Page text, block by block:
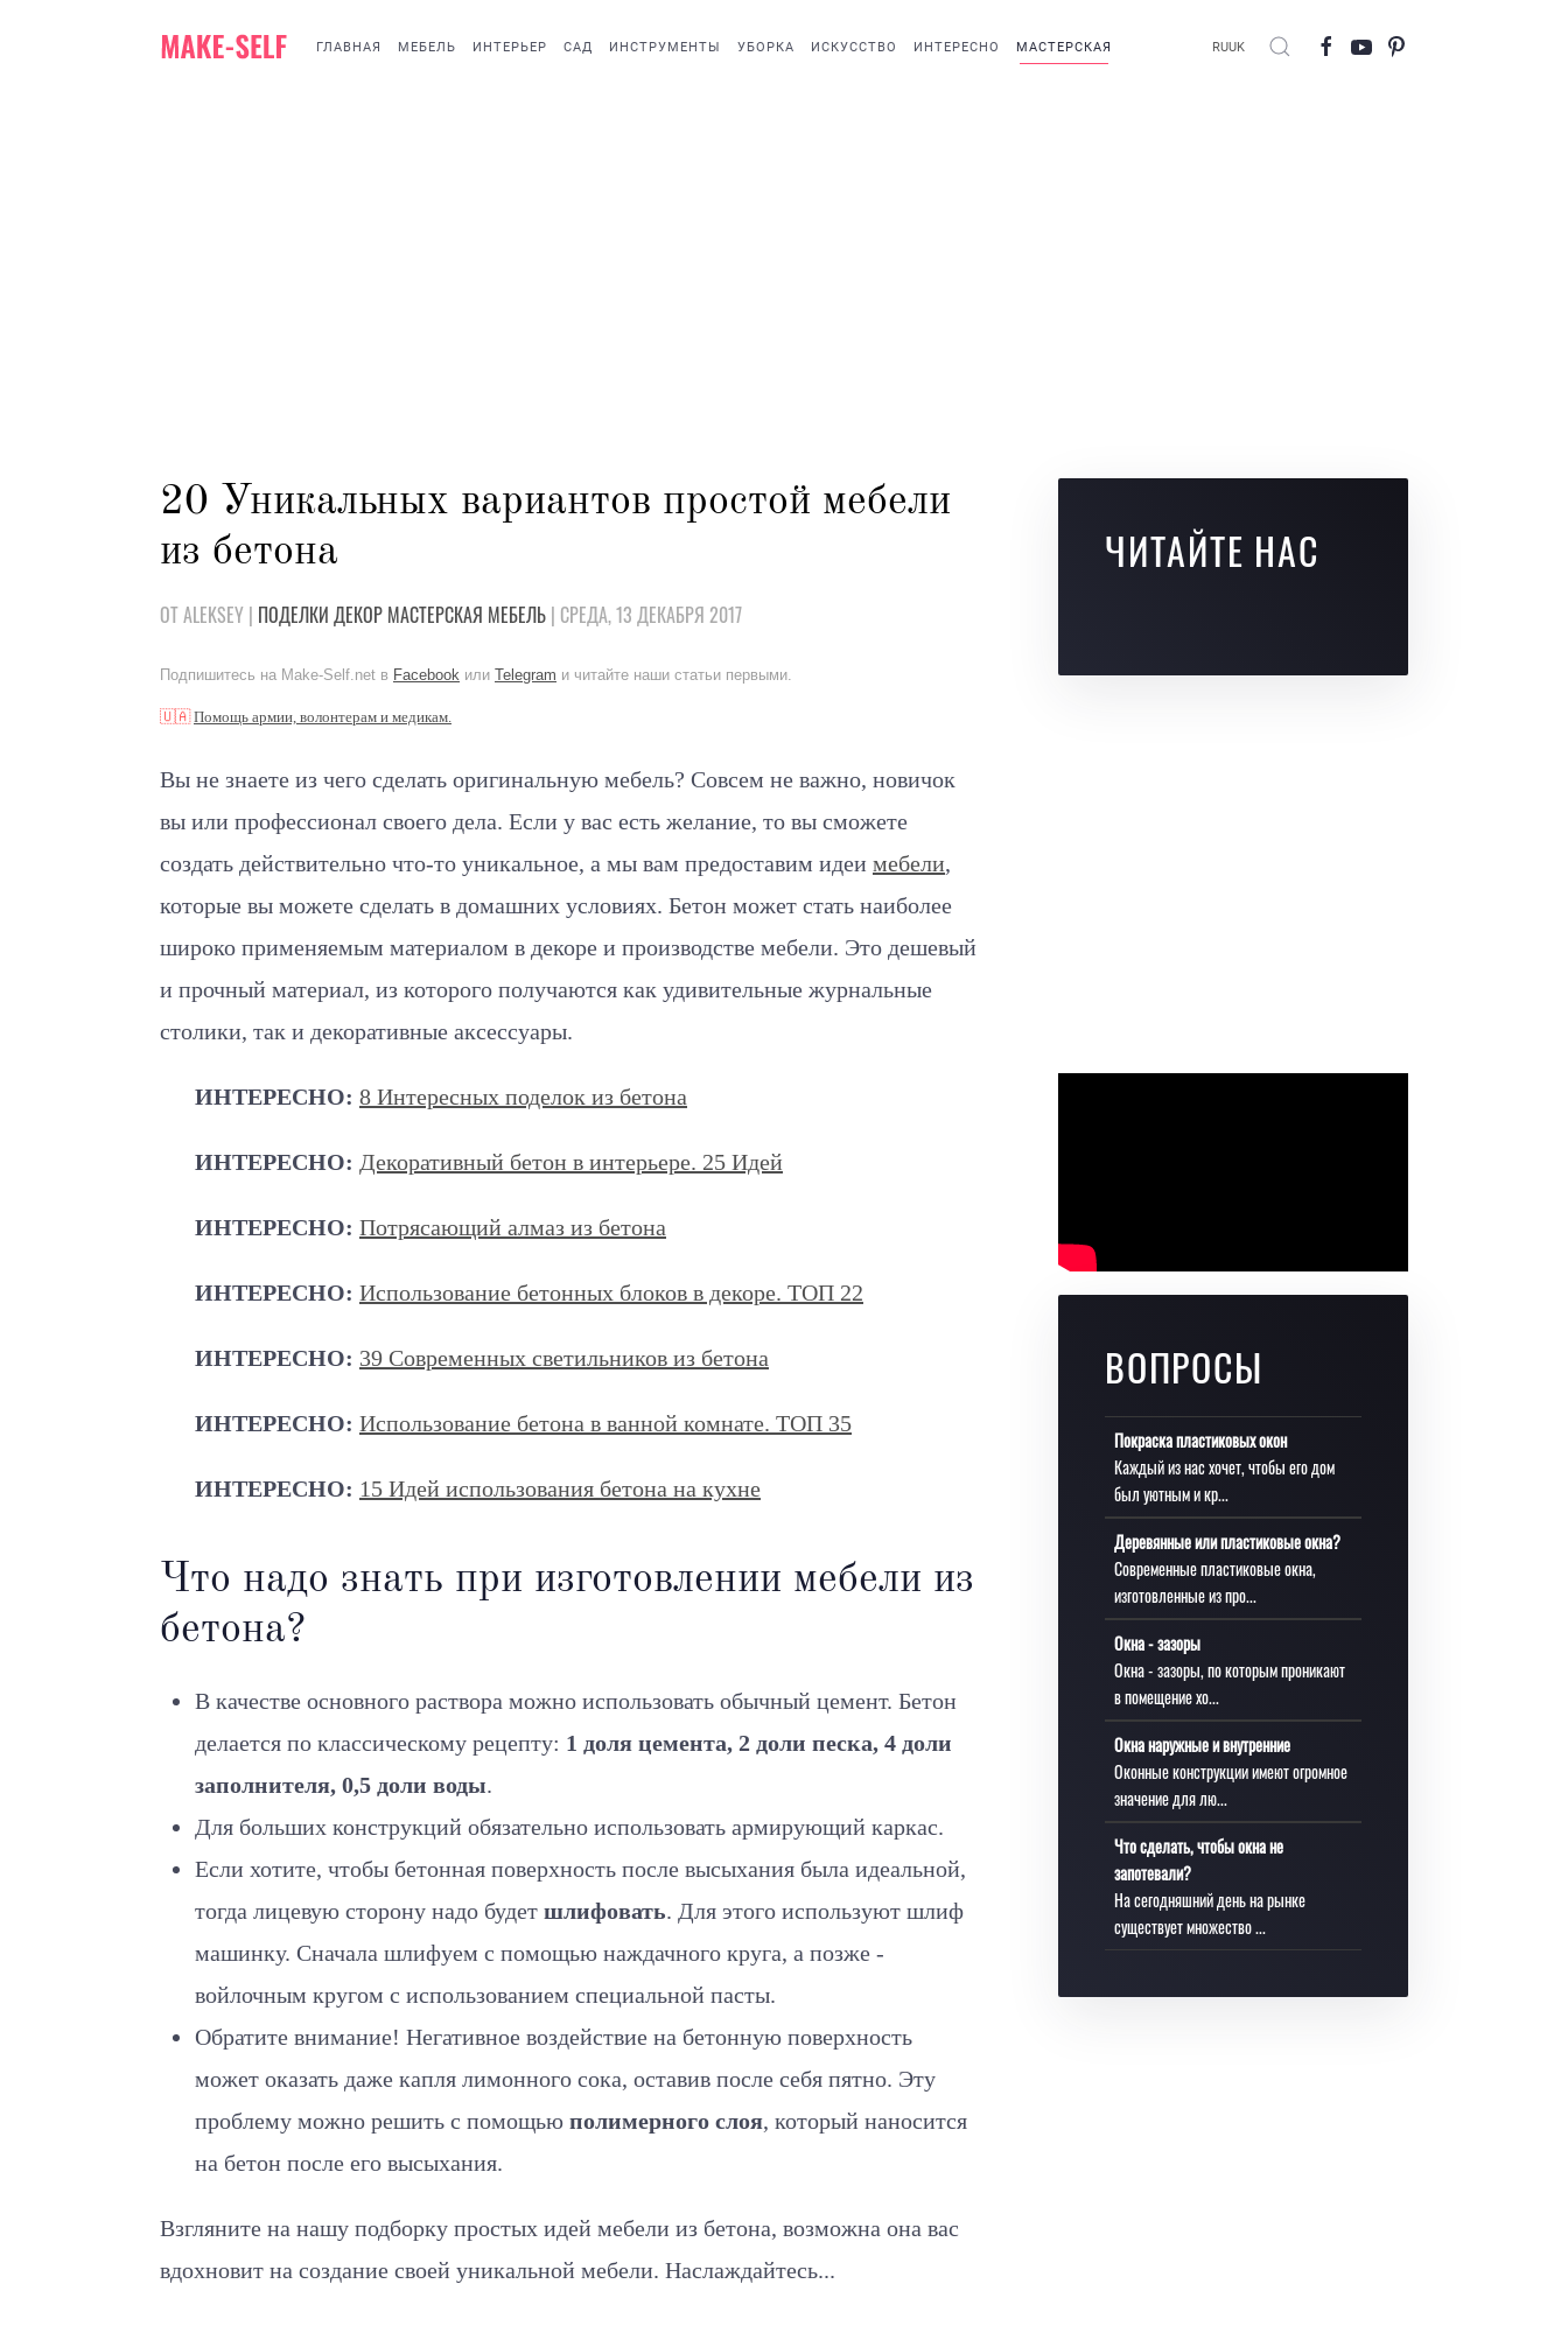
ГЛАВНАЯ МЕБЕЛЬ ИНТЕРЬЕР САД ИНСТРУМЕНТЫ УБОРКА ИСКУССТВО ИНТЕРЕСНО МАСТЕРСКАЯ RUUK
20 Уникальных вариантов простой мебели
из бетона
ОТ ALEKSEY | ПОДЕЛКИ ДЕКОР МАСТЕРСКАЯ МЕБЕЛЬ | СРЕДА, 13 ДЕКАБРЯ 2017
Подпишитесь на Make-Self.net в Facebook или Telegram и читайте наши статьи первыми.
🇺🇦Помощь армии, волонтерам и медикам.
Вы не знаете из чего сделать оригинальную мебель? Совсем не важно, новичок
вы или профессионал своего дела. Если у вас есть желание, то вы сможете
создать действительно что-то уникальное, а мы вам предоставим идеи мебели,
которые вы можете сделать в домашних условиях. Бетон может стать наиболее
широко применяемым материалом в декоре и производстве мебели. Это дешевый
и прочный материал, из которого получаются как удивительные журнальные
столики, так и декоративные аксессуары.
ИНТЕРЕСНО: 8 Интересных поделок из бетона
ИНТЕРЕСНО: Декоративный бетон в интерьере. 25 Идей
ИНТЕРЕСНО: Потрясающий алмаз из бетона
ИНТЕРЕСНО: Использование бетонных блоков в декоре. ТОП 22
ИНТЕРЕСНО: 39 Современных светильников из бетона
ИНТЕРЕСНО: Иcпользование бетона в ванной комнате. ТОП 35
ИНТЕРЕСНО: 15 Идей использования бетона на кухне
Что надо знать при изготовлении мебели из
бетона?
В качестве основного раствора можно использовать обычный цемент. Бетон
делается по классическому рецепту: 1 доля цемента, 2 доли песка, 4 доли
заполнителя, 0,5 доли воды.
Для больших конструкций обязательно использовать армирующий каркас.
Если хотите, чтобы бетонная поверхность после высыхания была идеальной,
тогда лицевую сторону надо будет шлифовать. Для этого используют шлиф
машинку. Сначала шлифуем с помощью наждачного круга, а позже -
войлочным кругом с использованием специальной пасты.
Обратите внимание! Негативное воздействие на бетонную поверхность
может оказать даже капля лимонного сока, оставив после себя пятно. Эту
проблему можно решить с помощью полимерного слоя, который наносится
на бетон после его высыхания.
Взгляните на нашу подборку простых идей мебели из бетона, возможна она вас
вдохновит на создание своей уникальной мебели. Наслаждайтесь...
ЧИТАЙТЕ НАС
ВОПРОСЫ
Покраска пластиковых окон
Каждый из нас хочет, чтобы его дом
был уютным и кр...
Деревянные или пластиковые окна?
Современные пластиковые окна,
изготовленные из про...
Окна - зазоры
Окна - зазоры, по которым проникают
в помещение хо...
Окна наружные и внутренние
Оконные конструкции имеют огромное
значение для лю...
Что сделать, чтобы окна не
запотевали?
На сегодняшний день на рынке
существует множество ...